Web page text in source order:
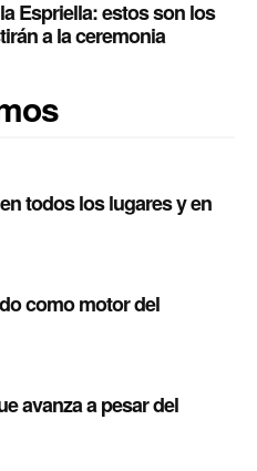
Espriella: estos son los
a la ceremonia
todos los lugares y en
como motor del
avanza a pesar del